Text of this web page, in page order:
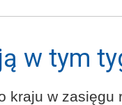
w tym
kraju w zasięgu